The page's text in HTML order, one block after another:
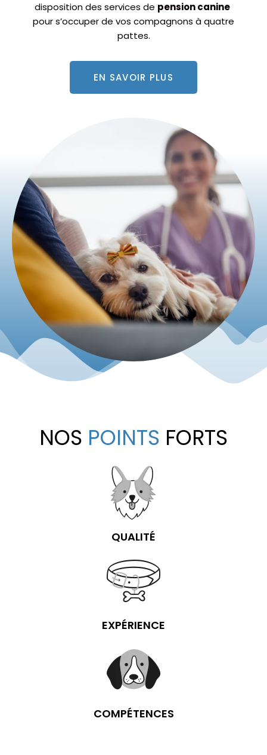
disposition des services de pension canine
pour s’occuper de vos compagnons à quatre
pattes.
EN SAVOIR PLUS
NOS POINTS FORTS
QUALITÉ
EXPÉRIENCE
COMPÉTENCES